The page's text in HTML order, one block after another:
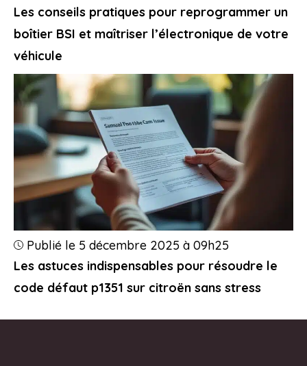
Les conseils pratiques pour reprogrammer un
boîtier BSI et maîtriser l’électronique de votre
véhicule
Les astuces indispensables pour résoudre le
code défaut p1351 sur citroën sans stress
Publié le 5 décembre 2025 à 09h25